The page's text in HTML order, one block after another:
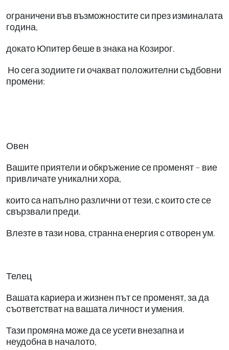
ограничени във възможностите си през изминалата
година,
докато Юпитер беше в знака на Козирог.
Но сега зодиите ги очакват положителни съдбовни
промени:
Овен
Вашите приятели и обкръжение се променят – вие
привличате уникални хора,
които са напълно различни от тези, с които сте се
свързвали преди.
Влезте в тази нова, странна енергия с отворен ум.
Телец
Вашата кариера и жизнен път се променят, за да
съответстват на вашата личност и умения.
Тази промяна може да се усети внезапна и
неудобна в началото,